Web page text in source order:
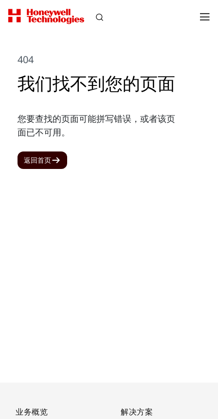
404
我们找不到您的页面
您要查找的页面可能拼写错误，或者该页
面已不可用。
返回首页
业务概览
解决方案